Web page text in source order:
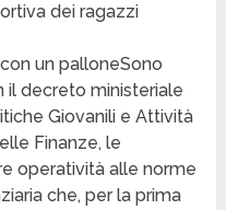
dei ragazzi
un palloneSono
decreto ministeriale
Giovanili e Attività
Finanze, le
operatività alle norme
che, per la prima